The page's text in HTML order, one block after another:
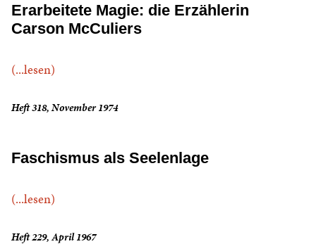
Erarbeitete Magie: die Erzählerin
Carson McCuliers
(...lesen)
Heft 318, November 1974
Faschismus als Seelenlage
(...lesen)
Heft 229, April 1967